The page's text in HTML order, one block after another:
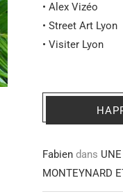
• Alex Vizéo
• Street Art Lyon
• Visiter Lyon
Fabien dans
MONTEYNARD